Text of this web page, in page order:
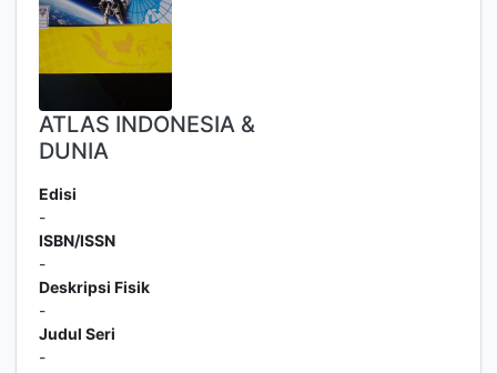
ATLAS INDONESIA &
DUNIA
Edisi
-
ISBN/ISSN
-
Deskripsi Fisik
-
Judul Seri
-